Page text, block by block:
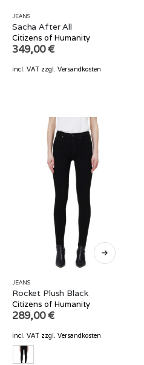
JEANS
Sacha After All
Citizens of Humanity
349,00€
incl. VAT zzgl. Versandkosten
JEANS
Rocket Plush Black
Citizens of Humanity
289,00€
incl. VAT zzgl. Versandkosten